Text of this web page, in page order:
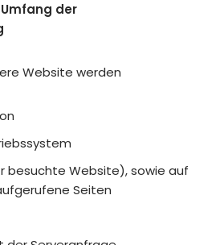
der
Website werden
besuchte Website), sowie auf
Seiten